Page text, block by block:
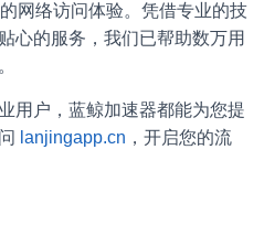
网络访问体验。凭借专业的技
心的服务，我们已帮助数万用
用户，蓝鲸加速器都能为您提
lanjingapp.cn ，开启您的流